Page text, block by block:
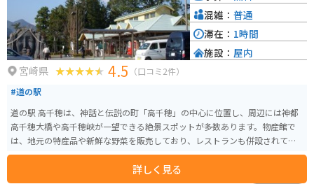
た料理が楽しめる * バイク駐車場が広い * 耶馬渓や九重連山など、周辺の観
光スポットへのアクセスが良い
宮崎県 4.5 （口コミ2件）
#道の駅
道の駅 高千穂は、神話と伝説の町「高千穂」の中心に位置し、周辺には神都
高千穂大橋や高千穂峡が一望できる絶景スポットが多数あります。物産館で
は、地元の特産品や新鮮な野菜を販売しており、レストランも併設されてい
ます。
詳しく見る
混雑： 普通
滞在： 1時間
施設： 屋内